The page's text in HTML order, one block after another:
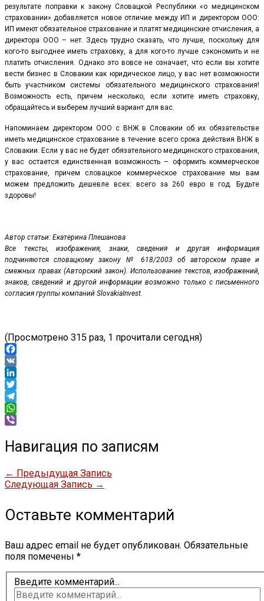
результате поправки к закону Словацкой Республики «о медицинском
страховании» добавляется новое отличие между ИП и директором ООО:
ИП имеют обязательное страхование и платят медицинские отчисления, а
директора ООО – нет. Здесь трудно сказать, что лучше, поскольку для
кого-то выгоднее иметь страховку, а для кого-то лучше сэкономить и не
платить отчисления. Однако это вовсе не означает, что если вы хотите
вести бизнес в Словакии как юридическое лицо, у вас нет возможности
быть участником системы обязательного медицинского страхования!
Возможность есть, причем несколько, если хотите иметь страховку,
обращайтесь и выберем лучший вариант для вас.
Напоминаем директором ООО с ВНЖ в Словакии об их обязательстве
иметь медицинское страхование в течение всего срока действия ВНЖ в
Словакии. Если у вас не будет обязательного медицинского страхования,
у вас остается единственная возможность – оформить коммерческое
страхование, причем словацкое коммерческое страхование мы вам
можем предложить дешевле всех: всего за 260 евро в год. Будьте
здоровы!
Автор статьи: Екатерина Плешанова
Все тексты, изображения, знаки, сведения и другая информация
подчиняются словацкому закону № 618/2003 об авторском праве и
смежных правах (Авторский закон). Использование текстов, изображений,
знаков, сведений и другой информации возможно только с письменного
согласия группы компаний SlovakiaInvest.
(Просмотрено 315 раз, 1 прочитали сегодня)
Facebook
VK
LinkedIn
Twitter
Telegram
WhatsApp
Навигация по записям
← Предыдущая Запись
Следующая Запись →
Оставьте комментарий
Ваш адрес email не будет опубликован. Обязательные
поля помечены *
Введите комментарий...